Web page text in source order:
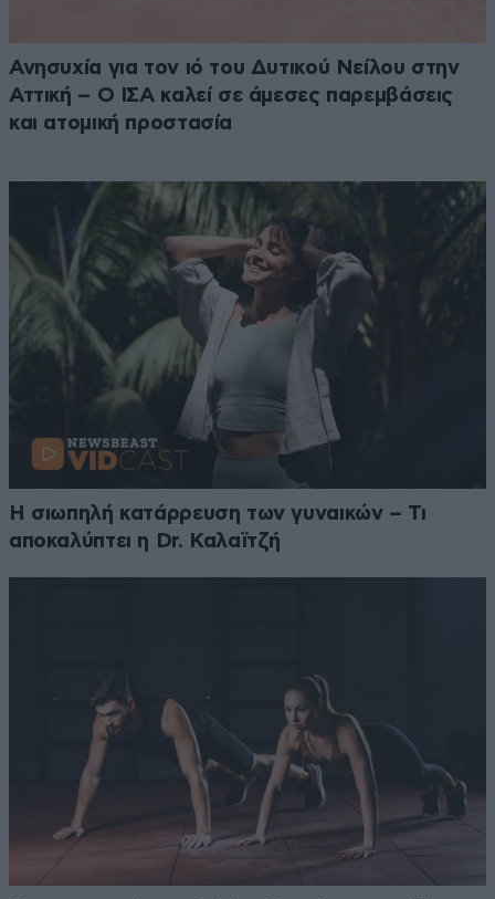
Ανησυχία για τον ιό του Δυτικού Νείλου στην
Αττική – Ο ΙΣΑ καλεί σε άμεσες παρεμβάσεις
και ατομική προστασία
Η σιωπηλή κατάρρευση των γυναικών – Τι
αποκαλύπτει η Dr. Καλαϊτζή